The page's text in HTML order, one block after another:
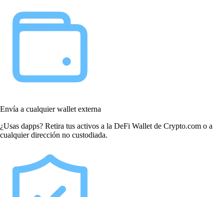
Envía a cualquier wallet externa
¿Usas dapps? Retira tus activos a la DeFi Wallet de Crypto.com o a
cualquier dirección no custodiada.